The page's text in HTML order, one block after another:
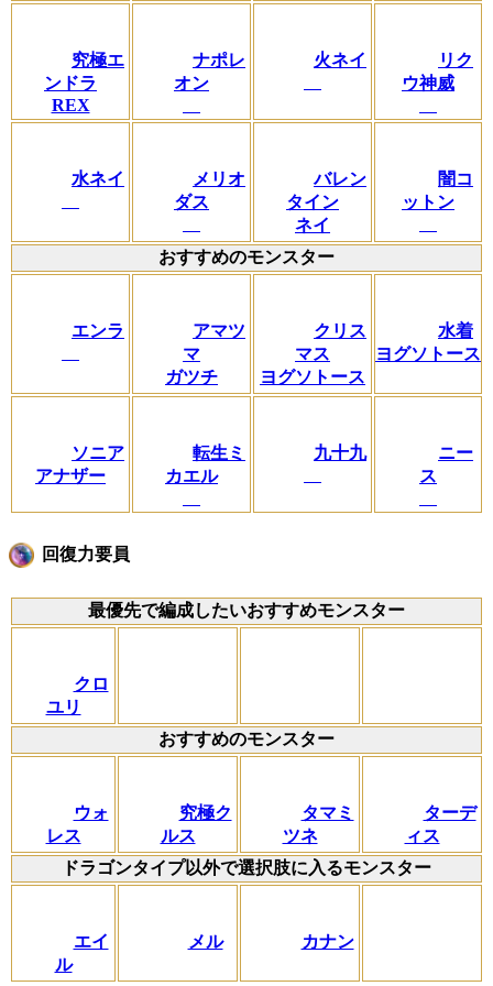
究極エ
ンドラ
REX
ナポレ
オン
火ネイ
リク
ウ神威
水ネイ
メリオ
ダス
バレン
タイン
ネイ
闇コ
ットン
おすすめのモンスター
エンラ
アマツ
マ
ガツチ
クリス
マス
ヨグソトース
水着
ヨグソトース
ソニア
アナザー
転生ミ
カエル
九十九
ニー
ス
回復力要員
最優先で編成したいおすすめモンスター
クロ
ユリ
おすすめのモンスター
ウォ
レス
究極ク
ルス
タマミ
ツネ
ターデ
ィス
ドラゴンタイプ以外で選択肢に入るモンスター
エイ
ル
メル カナン